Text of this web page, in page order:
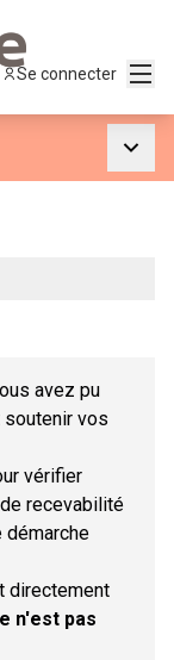
Se connecter
avez pu
vos
vérifier
recevabilité
démarche
directement
n'est pas